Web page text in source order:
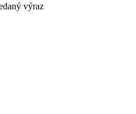
výraz